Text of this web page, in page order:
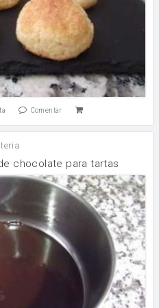
Comentar
chocolate para tartas